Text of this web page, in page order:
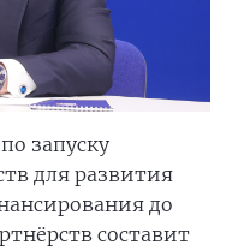
запуску
для развития
до
составит